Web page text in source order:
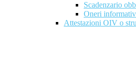
Scadenzario
Oneri
Attestazioni OIV o